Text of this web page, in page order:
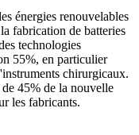
énergies renouvelables
fabrication de batteries
technologies
55%, en particulier
chirurgicaux.
45% de la nouvelle
les fabricants.